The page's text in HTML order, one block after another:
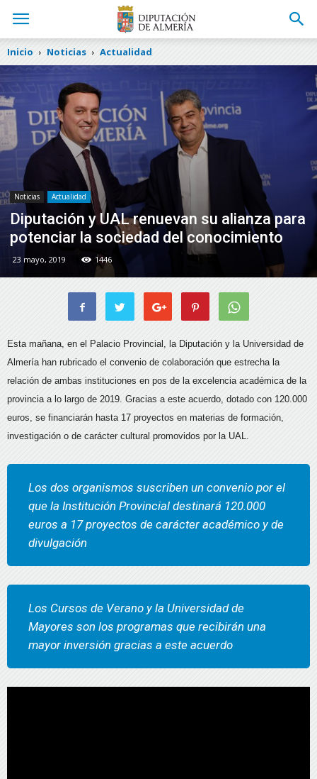
Inicio Noticias Actualidad
Noticias Actualidad
Diputación y UAL renuevan su alianza para
potenciar la sociedad del conocimiento
23 mayo, 2019 1446
Esta mañana, en el Palacio Provincial, la Diputación y la Universidad de
Almería han rubricado el convenio de colaboración que estrecha la
relación de ambas instituciones en pos de la excelencia académica de la
provincia a lo largo de 2019. Gracias a este acuerdo, dotado con 120.000
euros, se financiarán hasta 17 proyectos en materias de formación,
investigación o de carácter cultural promovidos por la UAL.
Los dos organismos suscriben un convenio por el
que la Institución Provincial destinará 120.000
euros a 17 proyectos de carácter académico y de
divulgación
Los Cursos de Verano y la Universidad de
Mayores son los programas que recibirán una
mayor inversión gracias a este acuerdo